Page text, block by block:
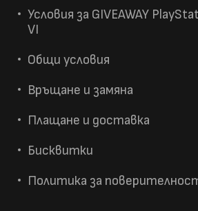
Условия за GIVEAWAY
VI
Общи условия
Връщане и замяна
Плащане и доставка
Бисквитки
Политика за